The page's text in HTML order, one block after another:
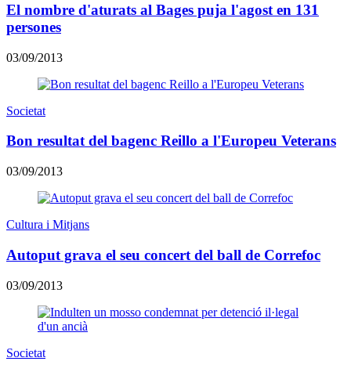
El nombre d'aturats al Bages puja l'agost en 131
persones
03/09/2013
Societat
Bon resultat del bagenc Reillo a l'Europeu Veterans
03/09/2013
Cultura i Mitjans
Autoput grava el seu concert del ball de Correfoc
03/09/2013
Societat